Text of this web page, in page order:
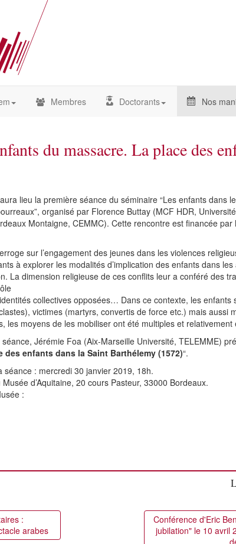
Membres Doctorants Nos
du massacre. La place des
lieu la première séance du séminaire “Les enfants dans
organisé par Florence Buttay (MCF HDR,
Montaigne, CEMMC). Cette rencontre est financée
sur l’engagement des jeunes dans les violences
à explorer les modalités d’implication des enfants dans
La dimension religieuse de ces conflits leur a conféré des
collectives opposées… Dans ce contexte, les
victimes (martyrs, convertis de force etc.) mais aussi
les moyens de les mobiliser ont été multiples et relativement
Jérémie Foa (Aix-Marseille Université, TELEMME)
des enfants dans la Saint Barthélemy (1572)“.
séance : mercredi 30 janvier 2019, 18h.
d’Aquitaine, 20 cours Pasteur, 33000 Bordeaux.
:
:
arabes
Conférence d'Eric
jubilation" le 10 avril